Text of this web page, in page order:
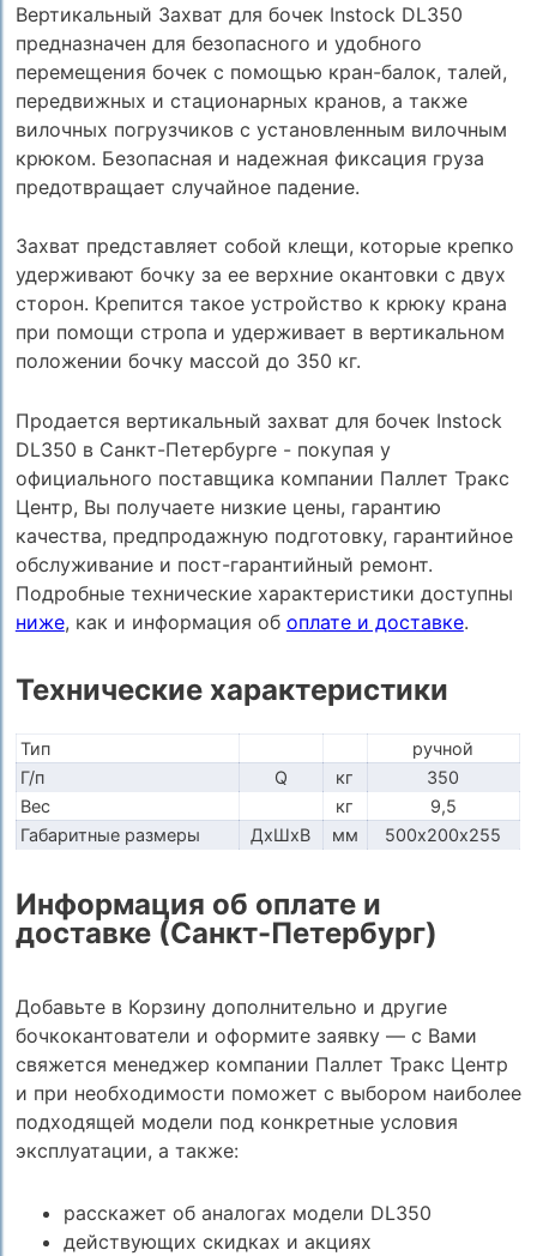
Вертикальный Захват для бочек Instock DL350
предназначен для безопасного и удобного
перемещения бочек с помощью кран-балок, талей,
передвижных и стационарных кранов, а также
вилочных погрузчиков с установленным вилочным
крюком. Безопасная и надежная фиксация груза
предотвращает случайное падение.
Захват представляет собой клещи, которые крепко
удерживают бочку за ее верхние окантовки с двух
сторон. Крепится такое устройство к крюку крана
при помощи стропа и удерживает в вертикальном
положении бочку массой до 350 кг.
Продается вертикальный захват для бочек Instock
DL350 в Санкт-Петербурге - покупая у
официального поставщика компании Паллет Тракс
Центр, Вы получаете низкие цены, гарантию
качества, предпродажную подготовку, гарантийное
обслуживание и пост-гарантийный ремонт.
Подробные технические характеристики доступны
ниже, как и информация об оплате и доставке.
Технические характеристики
Тип
ручной
Г/п
Q кг
350
Вес
кг
9,5
Габаритные размеры
ДхШхВ мм 500х200х255
Информация об оплате и
доставке (Санкт-Петербург)
Добавьте в Корзину дополнительно и другие
бочкокантователи и оформите заявку — с Вами
свяжется менеджер компании Паллет Тракс Центр
и при необходимости поможет с выбором наиболее
подходящей модели под конкретные условия
эксплуатации, а также:
расскажет об аналогах модели DL350
действующих скидках и акциях